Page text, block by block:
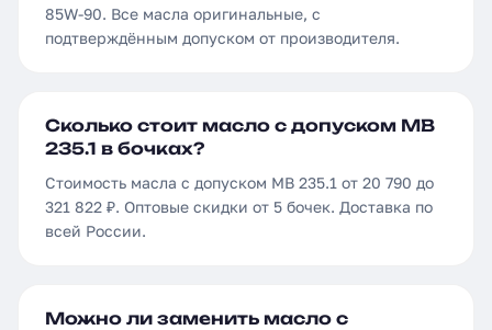
85W-90. Все масла оригинальные, с
подтверждённым допуском от производителя.
Сколько стоит масло с допуском MB
235.1 в бочках?
Стоимость масла с допуском MB 235.1 от 20 790 до
321 822 ₽. Оптовые скидки от 5 бочек. Доставка по
всей России.
Можно ли заменить масло с